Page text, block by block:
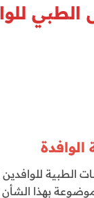
الطبية
بهذا